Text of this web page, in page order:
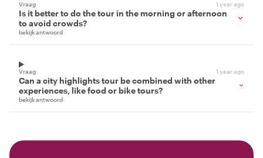
Vraag 1 year ago
Is it better to do the tour in the morning or afternoon
to avoid crowds?
bekijk antwoord
Vraag 1 year ago
Can a city highlights tour be combined with other
experiences, like food or bike tours?
bekijk antwoord